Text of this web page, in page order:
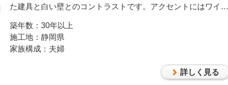
た建具と白い壁とのコントラストです。アクセントにはワイン
築年数：30年以上
施工地：静岡県
家族構成：夫婦
詳しく見る